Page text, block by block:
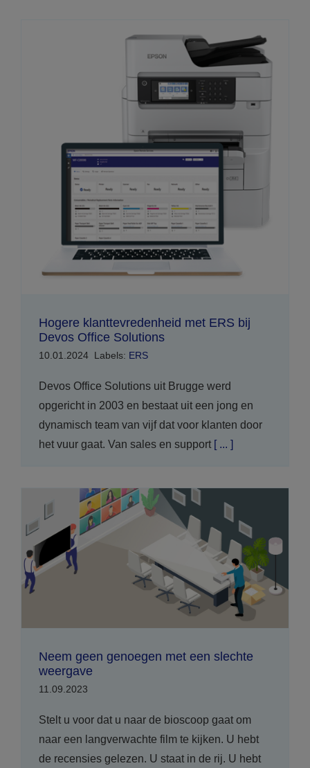
Hogere klanttevredenheid met ERS bij
Devos Office Solutions
10.01.2024 Labels: ERS
Devos Office Solutions uit Brugge werd
opgericht in 2003 en bestaat uit een jong en
dynamisch team van vijf dat voor klanten door
het vuur gaat. Van sales en support[ ... ]
Neem geen genoegen met een slechte
weergave
11.09.2023
Stelt u voor dat u naar de bioscoop gaat om
naar een langverwachte film te kijken. U hebt
de recensies gelezen. U staat in de rij. U hebt